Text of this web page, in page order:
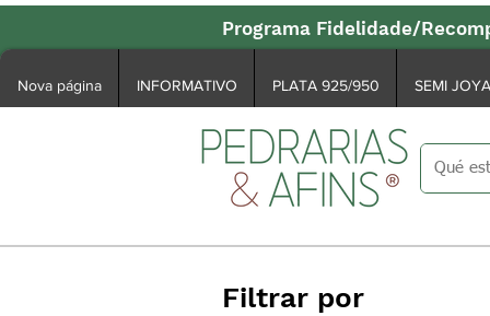
Programa Fidelidade/
Nova página INFORMATIVO PLATA 925/950 SEMI
Filtrar por